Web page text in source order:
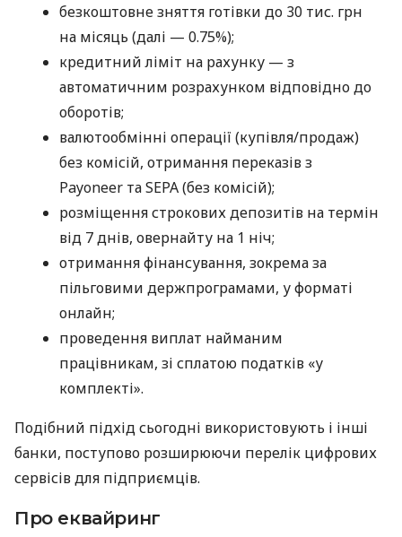
безкоштовне зняття готівки до 30 тис. грн
на місяць (далі — 0.75%);
кредитний ліміт на рахунку — з
автоматичним розрахунком відповідно до
оборотів;
валютообмінні операції (купівля/продаж)
без комісій, отримання переказів з
Payoneer та SEPA (без комісій);
розміщення строкових депозитів на термін
від 7 днів, овернайту на 1 ніч;
отримання фінансування, зокрема за
пільговими держпрограмами, у форматі
онлайн;
проведення виплат найманим
працівникам, зі сплатою податків «у
комплекті».
Подібний підхід сьогодні використовують і інші
банки, поступово розширюючи перелік цифрових
сервісів для підприємців.
Про еквайринг